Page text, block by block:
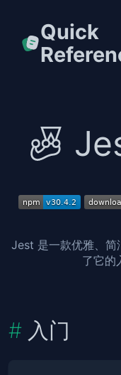
Quick
Jest 是一款优雅、
了它的
入门